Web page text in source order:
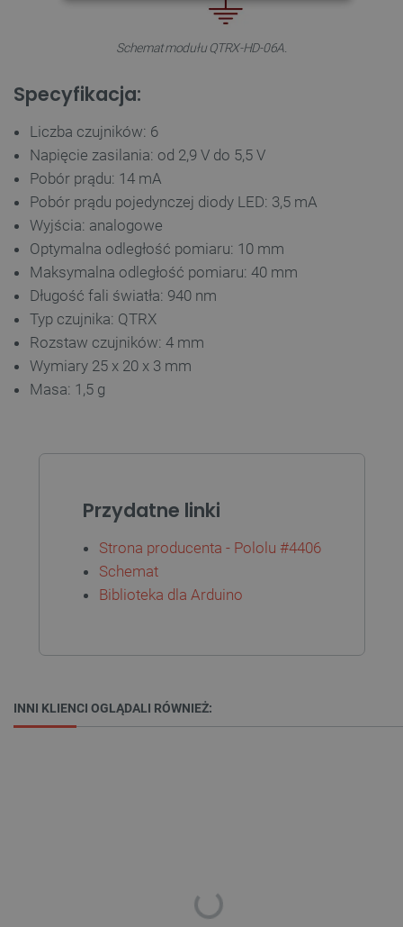
Schemat modułu QTRX-HD-06A.
Specyfikacja:
Liczba czujników: 6
Napięcie zasilania: od 2,9 V do 5,5 V
Pobór prądu: 14 mA
Pobór prądu pojedynczej diody LED: 3,5 mA
Wyjścia: analogowe
Optymalna odległość pomiaru: 10 mm
Maksymalna odległość pomiaru: 40 mm
Długość fali światła: 940 nm
Typ czujnika: QTRX
Rozstaw czujników: 4 mm
Wymiary 25 x 20 x 3 mm
Masa: 1,5 g
Przydatne linki
Strona producenta - Pololu #4406
Schemat
Biblioteka dla Arduino
INNI KLIENCI OGLĄDALI RÓWNIEŻ:
WYDAJNOŚĆ
TARGETOWANIE
FUNKCJONALNOŚĆ
Niezbędne
Funkcjonalność
Niezbędne pliki cookie umożliwiają korzystanie z
podstawowych funkcji strony internetowej, takich
jak logowanie użytkownika i zarządzanie kontem.
Bez niezbędnych plików cookie nie można
prawidłowo korzystać ze strony internetowej.
Nazwa
PrestaShop-[abcdef0123456789]{32}